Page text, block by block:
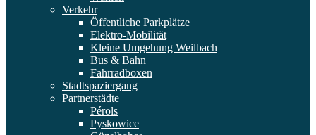
Verkehr
Öffentliche Parkplätze
Elektro-Mobilität
Kleine Umgehung Weilbach
Bus & Bahn
Fahrradboxen
Stadtspaziergang
Partnerstädte
Pérols
Pyskowice